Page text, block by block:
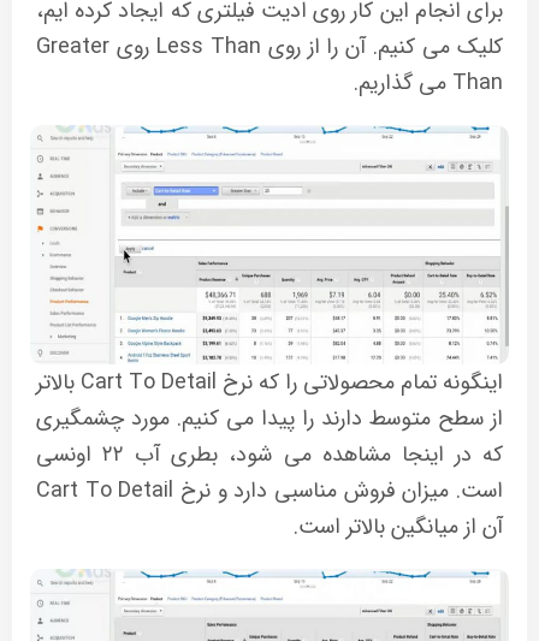
برای انجام این کار روی ادیت فیلتری که ایجاد کرده ایم،
کلیک می کنیم. آن را از روی Less Than روی Greater
Than می گذاریم.
اینگونه تمام محصولاتی را که نرخ Cart To Detail بالاتر
از سطح متوسط دارند را پیدا می کنیم. مورد چشمگیری
که در اینجا مشاهده می شود، بطری آب ۲۲ اونسی
است. میزان فروش مناسبی دارد و نرخ Cart To Detail
آن از میانگین بالاتر است.